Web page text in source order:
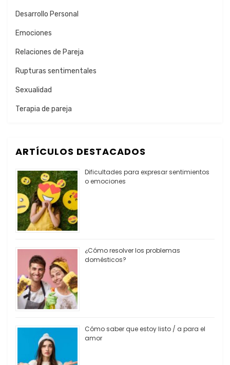
Desarrollo Personal
Emociones
Relaciones de Pareja
Rupturas sentimentales
Sexualidad
Terapia de pareja
ARTÍCULOS DESTACADOS
Dificultades para expresar sentimientos
o emociones
¿Cómo resolver los problemas
domésticos?
Cómo saber que estoy listo / a para el
amor